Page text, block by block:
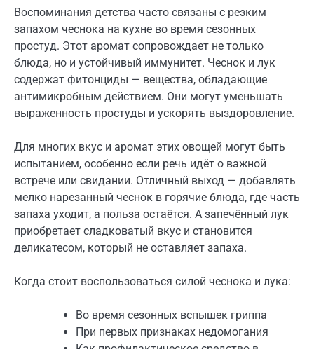
Воспоминания детства часто связаны с резким
запахом чеснока на кухне во время сезонных
простуд. Этот аромат сопровождает не только
блюда, но и устойчивый иммунитет. Чеснок и лук
содержат фитонциды — вещества, обладающие
антимикробным действием. Они могут уменьшать
выраженность простуды и ускорять выздоровление.
Для многих вкус и аромат этих овощей могут быть
испытанием, особенно если речь идёт о важной
встрече или свидании. Отличный выход — добавлять
мелко нарезанный чеснок в горячие блюда, где часть
запаха уходит, а польза остаётся. А запечённый лук
приобретает сладковатый вкус и становится
деликатесом, который не оставляет запаха.
Когда стоит воспользоваться силой чеснока и лука:
Во время сезонных вспышек гриппа
При первых признаках недомогания